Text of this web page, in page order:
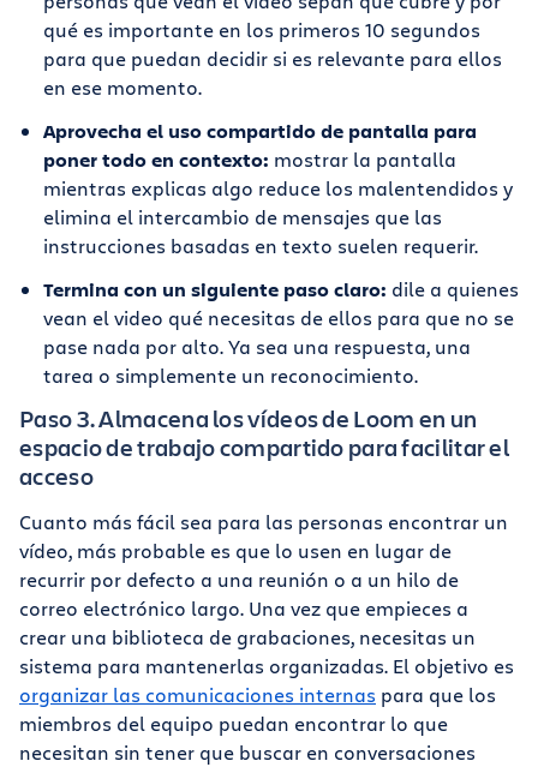
qué es importante en los primeros 10 segundos
para que puedan decidir si es relevante para ellos
en ese momento.
Aprovecha el uso compartido de pantalla para
poner todo en contexto: mostrar la pantalla
mientras explicas algo reduce los malentendidos y
elimina el intercambio de mensajes que las
instrucciones basadas en texto suelen requerir.
Termina con un siguiente paso claro: dile a quienes
vean el video qué necesitas de ellos para que no se
pase nada por alto. Ya sea una respuesta, una
tarea o simplemente un reconocimiento.
Paso 3. Almacena los vídeos de Loom en un
espacio de trabajo compartido para facilitar el
acceso
Cuanto más fácil sea para las personas encontrar un
vídeo, más probable es que lo usen en lugar de
recurrir por defecto a una reunión o a un hilo de
correo electrónico largo. Una vez que empieces a
crear una biblioteca de grabaciones, necesitas un
sistema para mantenerlas organizadas. El objetivo es
organizar las comunicaciones internas para que los
miembros del equipo puedan encontrar lo que
necesitan sin tener que buscar en conversaciones